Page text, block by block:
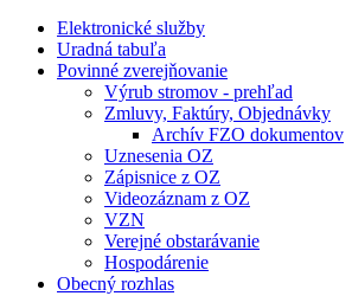
Elektronické služby
Uradná tabuľa
Povinné zverejňovanie
Výrub stromov - prehľad
Zmluvy, Faktúry, Objednávky
Archív FZO dokumentov
Uznesenia OZ
Zápisnice z OZ
Videozáznam z OZ
VZN
Verejné obstarávanie
Hospodárenie
Obecný rozhlas